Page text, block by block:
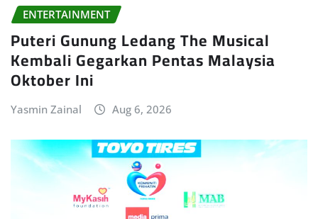
ENTERTAINMENT
Puteri Gunung Ledang The Musical
Kembali Gegarkan Pentas Malaysia
Oktober Ini
Yasmin Zainal Aug 6, 2026